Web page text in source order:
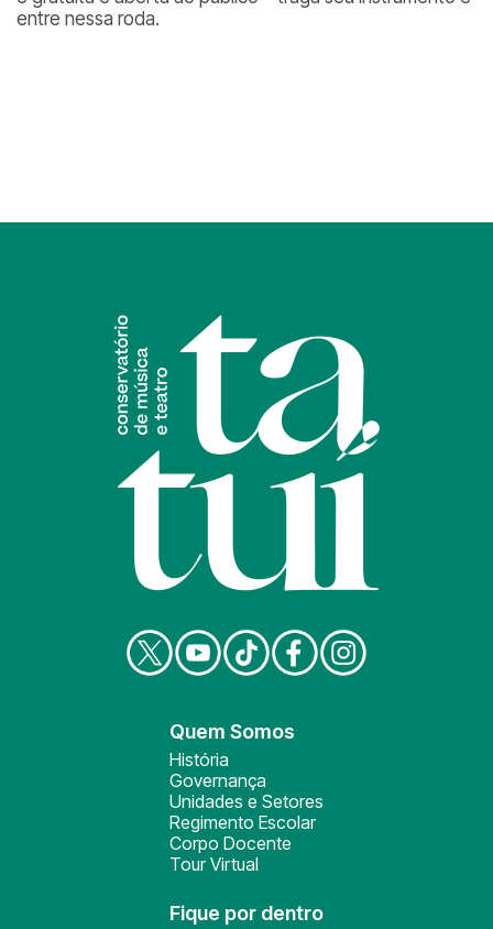
entre nessa roda.
Quem Somos
História
Governança
Unidades e Setores
Regimento Escolar
Corpo Docente
Tour Virtual
Fique por dentro